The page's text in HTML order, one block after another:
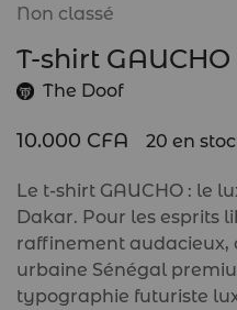
Non classé
T-shirt GAUCHO
The Doof
10.000 CFA 20 en
Le t-shirt GAUCHO : le
Dakar. Pour les esprits
raffinement audacieux,
urbaine Sénégal
typographie futuriste